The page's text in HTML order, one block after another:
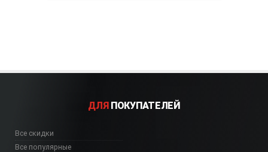
ДЛЯПОКУПАТЕЛЕЙ
Все скидки
Все популярные